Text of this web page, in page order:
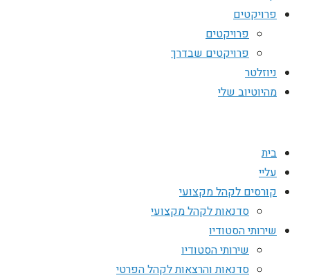
פרויקטים
פרויקטים
פרויקטים שבדרך
ניוזלטר
מהיוטיוב שלי
בית
עליי
קורסים לקהל מקצועי
סדנאות לקהל מקצועי
שירותי הסטודיו
שירותי הסטודיו
סדנאות והרצאות לקהל הפרטי